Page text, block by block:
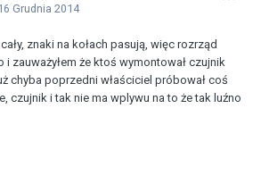
Grudnia 2014
znaki na kołach pasują, więc rozrząd
zauważyłem że ktoś wymontował czujnik
chyba poprzedni właściciel próbował coś
czujnik i tak nie ma wplywu na to że tak luźno